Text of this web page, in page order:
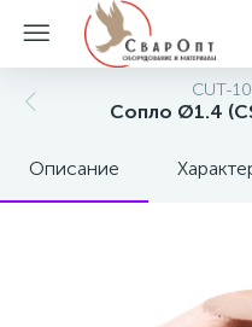
CUT-
Сопло Ø1.4
Описание